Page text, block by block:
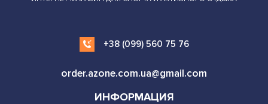
+38 (099) 560 75 76
order.azone.com.ua@gmail.com
ИНФОРМАЦИЯ